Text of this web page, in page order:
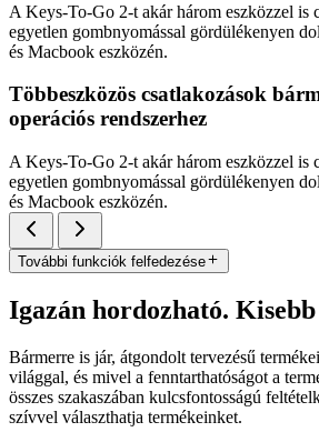
A Keys-To-Go 2-t akár három eszközzel is
egyetlen gombnyomással gördülékenyen
és Macbook eszközén.
Többeszközös csatlakozások
operációs rendszerhez
A Keys-To-Go 2-t akár három eszközzel is
egyetlen gombnyomással gördülékenyen
és Macbook eszközén.
További funkciók felfedezése
Igazán hordozható.
Bármerre is jár, átgondolt tervezésű
világgal, és mivel a fenntarthatóságot a
összes szakaszában kulcsfontosságú
szívvel választhatja termékeinket.